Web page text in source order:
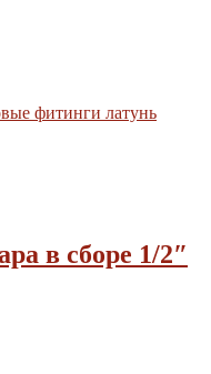
фитинги латунь
в сборе 1/2″